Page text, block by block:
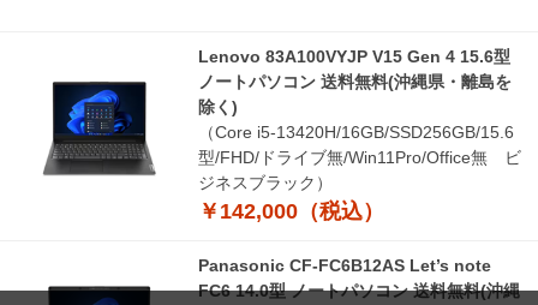
Lenovo 83A100VYJP V15 Gen 4 15.6型
ノートパソコン 送料無料(沖縄県・離島を
除く)
（Core i5-13420H/16GB/SSD256GB/15.6
型/FHD/ドライブ無/Win11Pro/Office無 ビ
ジネスブラック）
￥142,000（税込）
Panasonic CF-FC6B12AS Let’s note
FC6 14.0型 ノートパソコン 送料無料(沖縄